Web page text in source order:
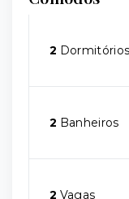
2
2 Banheiros
2 Vagas